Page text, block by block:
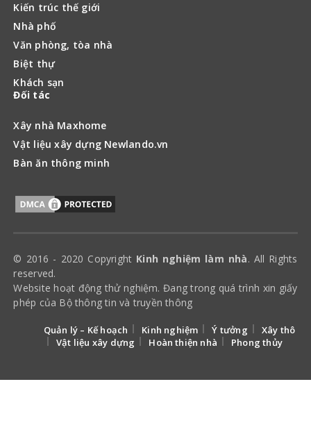
Kiến trúc thế giới
Nhà phố
Văn phòng, tòa nhà
Biệt thự
Khách sạn
Đối tác
Xây nhà Maxhome
Vật liệu xây dựng Newlando.vn
Bàn ăn thông minh
© 2016 - 2020 Copyright Kinh nghiệm làm nhà. All Rights
reserved.
Website hoạt động thử nghiệm. Đang trong quá trình xin giấy
phép của Bộ thông tin và truyền thông
Quản lý – Kế hoạch Kinh nghiệm Ý tưởng
Xây thô
Vật liệu xây dựng
Hoàn thiện nhà Phong thủy